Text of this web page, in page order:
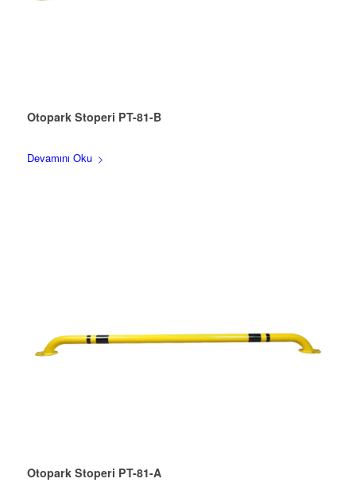
Otopark Stoperi PT-81-B
Devamını Oku
Otopark Stoperi PT-81-A